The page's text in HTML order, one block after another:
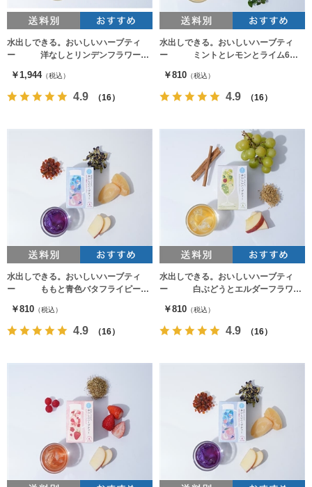
水出しできる。おいしいハーブティ
ー 洋なしとリンデンフラワー20
￥1,944（税込）
4.9 （16）
水出しできる。おいしいハーブティ
ー ミントとレモンとライム6ヶ
￥810 （税込）
4.9 （16）
水出しできる。おいしいハーブティ
ー ももと青色バタフライピー6
￥810 （税込）
4.9 （16）
水出しできる。おいしいハーブティ
ー 白ぶどうとエルダーフラワー
￥810 （税込）
4.9 （16）